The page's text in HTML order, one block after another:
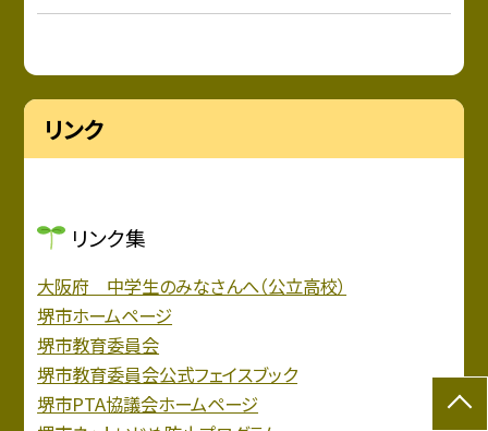
リンク
リンク集
大阪府 中学生のみなさんへ（公立高校）
堺市ホームページ
堺市教育委員会
堺市教育委員会公式フェイスブック
堺市PTA協議会ホームページ